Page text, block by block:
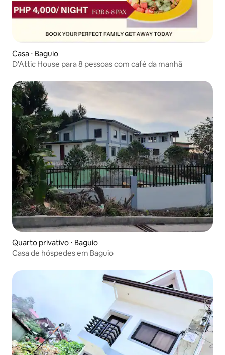
Casa ⋅ Baguio
D'Attic House para 8 pessoas com café da manhã
Quarto privativo ⋅ Baguio
Casa de hóspedes em Baguio